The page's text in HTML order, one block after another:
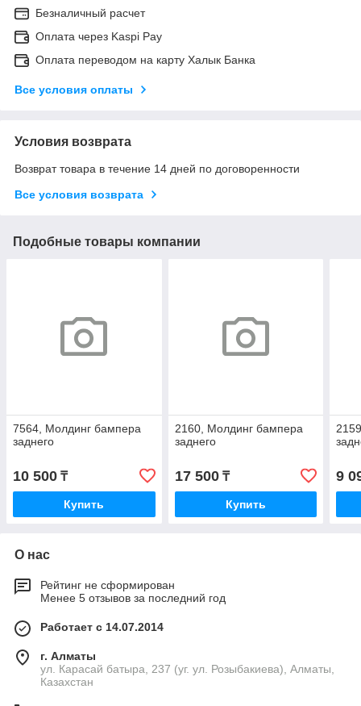
Безналичный расчет
Оплата через Kaspi Pay
Оплата переводом на карту Халык Банка
Все условия оплаты
Условия возврата
Возврат товара в течение 14 дней по договоренности
Все условия возврата
Подобные товары компании
7564, Молдинг бампера
заднего
10 500 ₸
Купить
2160, Молдинг бампера
заднего
17 500₸
Купить
9
О нас
Рейтинг не сформирован
Менее 5 отзывов за последний год
Работает с 14.07.2014
г. Алматы
ул. Карасай батыра, 237 (уг. ул. Розыбакиева), Алматы,
Казахстан